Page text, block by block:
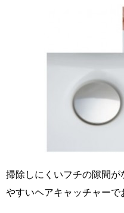
掃除しにくいフチの隙間
やすいヘアキャッチャーで